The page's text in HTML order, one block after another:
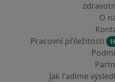
O
Pracovní příležitosti
Jak řadíme